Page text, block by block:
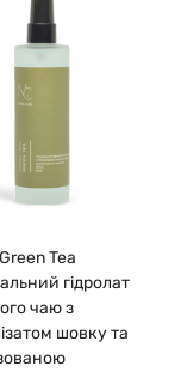
Tea
гідролат
чаю з
шовку та